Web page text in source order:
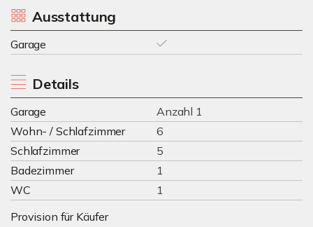
Ausstattung
Garage
Details
Garage
Anzahl 1
Wohn- / Schlafzimmer
6
Schlafzimmer
5
Badezimmer
1
WC
1
Provision für Käufer